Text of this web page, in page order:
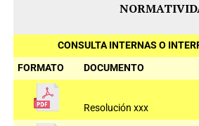
CONSULTA INTERNAS O
FORMATO
DOCUMENTO
Resolución xxx